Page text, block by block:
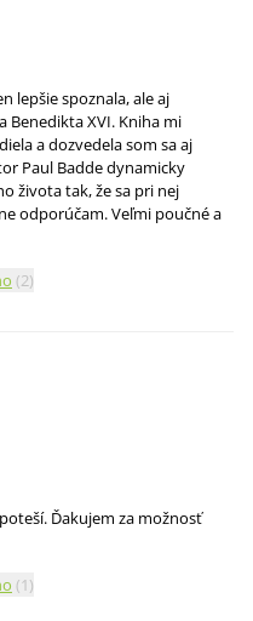
lepšie spoznala, ale aj
Benedikta XVI. Kniha mi
a dozvedela som sa aj
Paul Badde dynamicky
života tak, že sa pri nej
odporúčam. Veľmi poučné a
(2)
Ďakujem za možnosť
(1)